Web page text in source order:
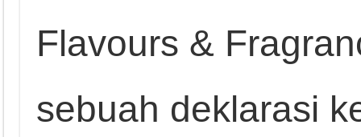
Flavours &
sebuah deklarasi